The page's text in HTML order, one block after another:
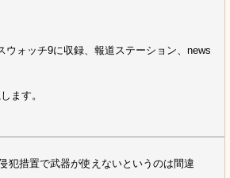
ォッチ9に収録、報道ステーション、news
ます。
犯措置で武器が使えないというのは間違